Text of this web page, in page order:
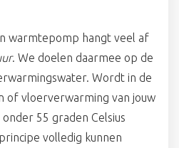
warmtepomp hangt veel af
. We doelen daarmee op de
Wordt in de
of vloerverwarming van jouw
55 graden Celsius
volledig kunnen